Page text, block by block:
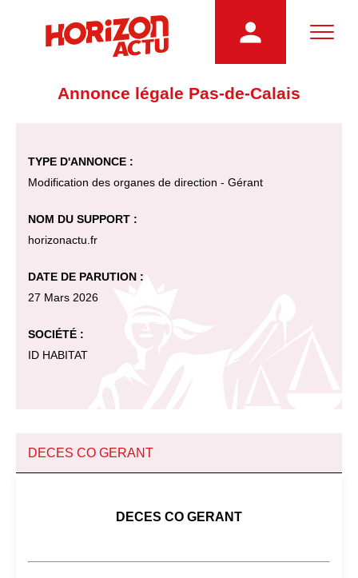
Annonce légale Pas-de-Calais
TYPE D'ANNONCE :
Modification des organes de direction - Gérant
NOM DU SUPPORT :
horizonactu.fr
DATE DE PARUTION :
27 Mars 2026
SOCIÉTÉ :
ID HABITAT
DECES CO GERANT
DECES CO GERANT